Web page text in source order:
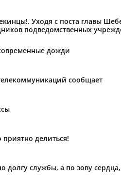
Уходя с поста главы
подведомственных
дожди
сообщает
делиться!
долгу службы, а по зову